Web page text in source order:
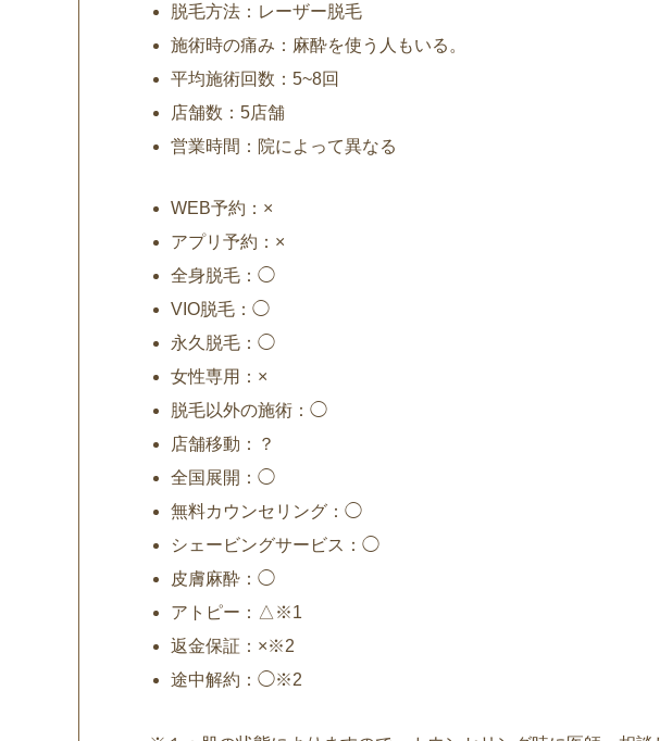
脱毛方法：レーザー脱毛
施術時の痛み：麻酔を使う人もいる。
平均施術回数：5~8回
店舗数：5店舗
営業時間：院によって異なる
WEB予約：×
アプリ予約：×
全身脱毛：◯
VIO脱毛：◯
永久脱毛：◯
女性専用：×
脱毛以外の施術：◯
店舗移動：？
全国展開：◯
無料カウンセリング：◯
シェービングサービス：◯
皮膚麻酔：◯
アトピー：△※1
返金保証：×※2
途中解約：◯※2